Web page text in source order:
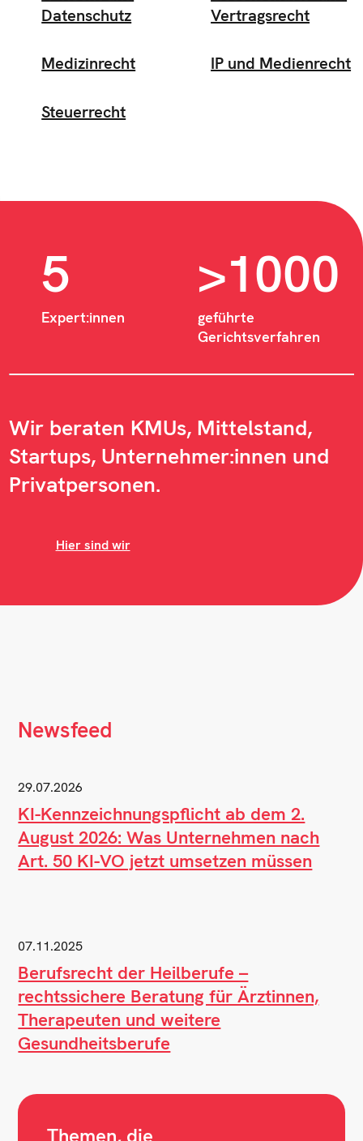
Datenschutz
Vertragsrecht
Medizinrecht IP und Medienrecht
Steuerrecht
5
Expert:innen
>1000
geführte
Gerichtsverfahren
Wir beraten KMUs, Mittelstand,
Startups, Unternehmer:innen und
Privatpersonen.
Hier sind wir
Newsfeed
29.07.2026
KI-Kennzeichnungspflicht ab dem 2.
August 2026: Was Unternehmen nach
Art. 50 KI-VO jetzt umsetzen müssen
07.11.2025
Berufsrecht der Heilberufe –
rechtssichere Beratung für Ärztinnen,
Therapeuten und weitere
Gesundheitsberufe